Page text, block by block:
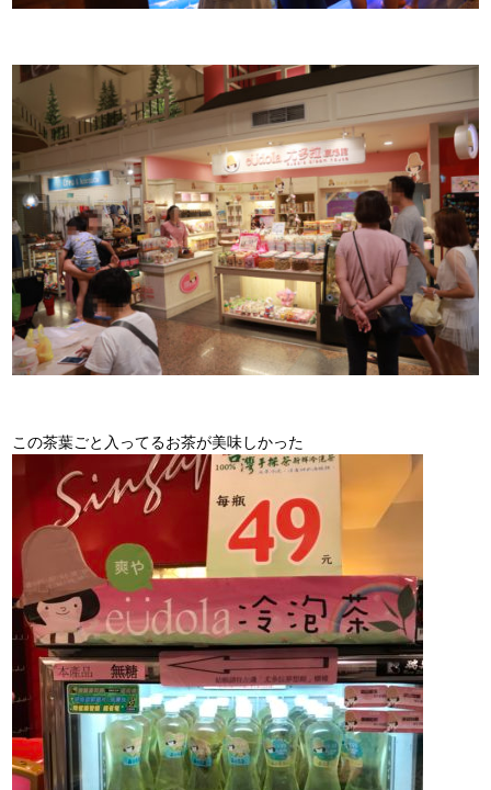
この茶葉ごと入ってるお茶が美味しかった